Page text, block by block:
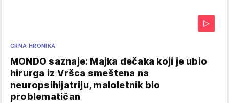
CRNA HRONIKA
MONDO saznaje: Majka dečaka koji je ubio
hirurga iz Vršca smeštena na
neuropsihijatriju, maloletnik bio
problematičan